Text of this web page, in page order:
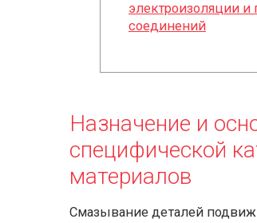
электроизоляции
соединений
Назначение и
специфической
материалов
Смазывание деталей